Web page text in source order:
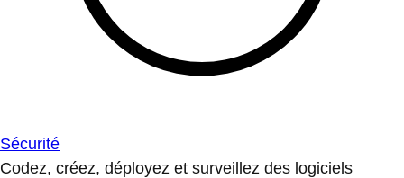
Sécurité
Codez, créez, déployez et surveillez des logiciels